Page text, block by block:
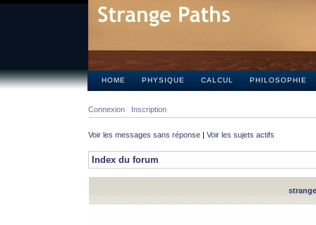
HOME PHYSIQUE CALCUL PHILOSOPHIE
Connexion Inscription
Voir les messages sans réponse | Voir les sujets actifs
Index du forum